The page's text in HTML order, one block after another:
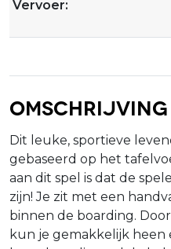
Vervoer:
Omschrijving
Dit leuke, sportieve
gebaseerd op het
aan dit spel is dat de
zijn! Je zit met een
binnen de boarding.
kun je gemakkelijk heen